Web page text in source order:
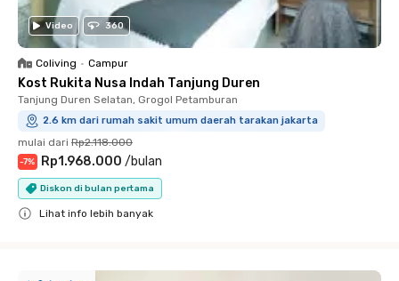
Video 360
Coliving • Campur
Kost Rukita Nusa Indah Tanjung Duren
Tanjung Duren Selatan, Grogol Petamburan
2.6 km dari rumah sakit umum daerah tarakan jakarta
mulai dari Rp2.118.000
-7% Rp1.968.000 /bulan
Diskon di bulan pertama
Lihat info lebih banyak